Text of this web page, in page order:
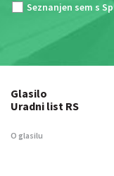
Seznanjen sem s
Glasilo
Uradni list RS
O glasilu